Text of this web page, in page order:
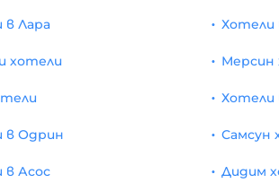
в Лара
хотели
в Одрин
в Асос
Хотели
Мерсин
Хотели
Самсун
Дидим